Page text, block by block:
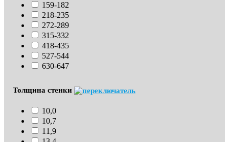
159-182
218-235
272-289
315-332
418-435
527-544
630-647
Толщина стенки
10,0
10,7
11,9